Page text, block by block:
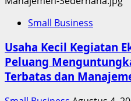
Small Business
Usaha Kecil Kegiatan
Peluang
Terbatas dan